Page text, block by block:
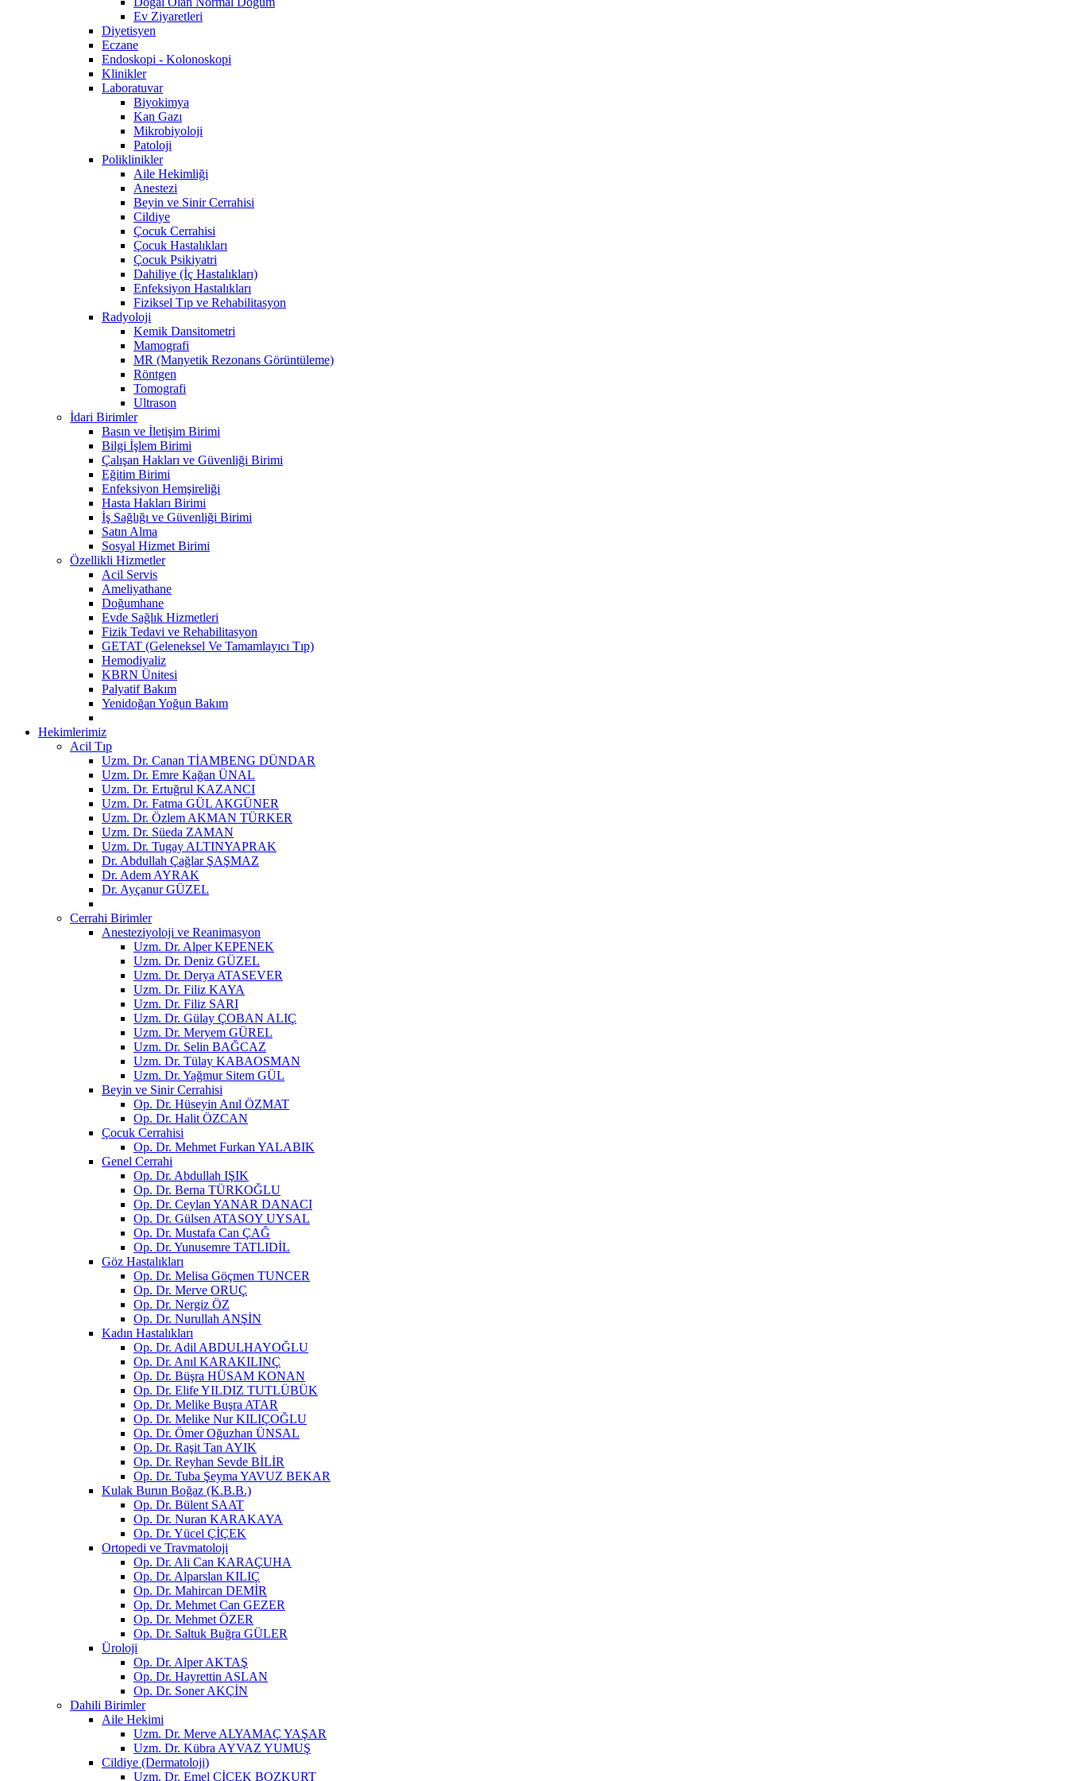
Ev Ziyaretleri
Diyetisyen
Eczane
Endoskopi - Kolonoskopi
Klinikler
Laboratuvar
Biyokimya
Kan Gazı
Mikrobiyoloji
Patoloji
Poliklinikler
Aile Hekimliği
Anestezi
Beyin ve Sinir Cerrahisi
Cildiye
Çocuk Cerrahisi
Çocuk Hastalıkları
Çocuk Psikiyatri
Dahiliye (İç Hastalıkları)
Enfeksiyon Hastalıkları
Fiziksel Tıp ve Rehabilitasyon
Radyoloji
Kemik Dansitometri
Mamografi
MR (Manyetik Rezonans Görüntüleme)
Röntgen
Tomografi
Ultrason
İdari Birimler
Basın ve İletişim Birimi
Bilgi İşlem Birimi
Çalışan Hakları ve Güvenliği Birimi
Eğitim Birimi
Enfeksiyon Hemşireliği
Hasta Hakları Birimi
İş Sağlığı ve Güvenliği Birimi
Satın Alma
Sosyal Hizmet Birimi
Özellikli Hizmetler
Acil Servis
Ameliyathane
Doğumhane
Evde Sağlık Hizmetleri
Fizik Tedavi ve Rehabilitasyon
GETAT (Geleneksel Ve Tamamlayıcı Tıp)
Hemodiyaliz
KBRN Ünitesi
Palyatif Bakım
Yenidoğan Yoğun Bakım
Hekimlerimiz
Acil Tıp
Uzm. Dr. Canan TİAMBENG DÜNDAR
Uzm. Dr. Emre Kağan ÜNAL
Uzm. Dr. Ertuğrul KAZANCI
Uzm. Dr. Fatma GÜL AKGÜNER
Uzm. Dr. Özlem AKMAN TÜRKER
Uzm. Dr. Süeda ZAMAN
Uzm. Dr. Tugay ALTINYAPRAK
Dr. Abdullah Çağlar ŞAŞMAZ
Dr. Adem AYRAK
Dr. Ayçanur GÜZEL
Cerrahi Birimler
Anesteziyoloji ve Reanimasyon
Uzm. Dr. Alper KEPENEK
Uzm. Dr. Deniz GÜZEL
Uzm. Dr. Derya ATASEVER
Uzm. Dr. Filiz KAYA
Uzm. Dr. Filiz SARI
Uzm. Dr. Gülay ÇOBAN ALIÇ
Uzm. Dr. Meryem GÜREL
Uzm. Dr. Selin BAĞCAZ
Uzm. Dr. Tülay KABAOSMAN
Uzm. Dr. Yağmur Sitem GÜL
Beyin ve Sinir Cerrahisi
Op. Dr. Hüseyin Anıl ÖZMAT
Op. Dr. Halit ÖZCAN
Çocuk Cerrahisi
Op. Dr. Mehmet Furkan YALABIK
Genel Cerrahi
Op. Dr. Abdullah IŞIK
Op. Dr. Berna TÜRKOĞLU
Op. Dr. Ceylan YANAR DANACI
Op. Dr. Gülsen ATASOY UYSAL
Op. Dr. Mustafa Can ÇAĞ
Op. Dr. Yunusemre TATLIDİL
Göz Hastalıkları
Op. Dr. Melisa Göçmen TUNCER
Op. Dr. Merve ORUÇ
Op. Dr. Nergiz ÖZ
Op. Dr. Nurullah ANŞİN
Kadın Hastalıkları
Op. Dr. Adil ABDULHAYOĞLU
Op. Dr. Anıl KARAKILINÇ
Op. Dr. Büşra HÜSAM KONAN
Op. Dr. Elife YILDIZ TUTLÜBÜK
Op. Dr. Melike Buşra ATAR
Op. Dr. Melike Nur KILIÇOĞLU
Op. Dr. Ömer Oğuzhan ÜNSAL
Op. Dr. Raşit Tan AYIK
Op. Dr. Reyhan Sevde BİLİR
Op. Dr. Tuba Şeyma YAVUZ BEKAR
Kulak Burun Boğaz (K.B.B.)
Op. Dr. Bülent SAAT
Op. Dr. Nuran KARAKAYA
Op. Dr. Yücel ÇİÇEK
Ortopedi ve Travmatoloji
Op. Dr. Ali Can KARAÇUHA
Op. Dr. Alparslan KILIÇ
Op. Dr. Mahircan DEMİR
Op. Dr. Mehmet Can GEZER
Op. Dr. Mehmet ÖZER
Op. Dr. Saltuk Buğra GÜLER
Üroloji
Op. Dr. Alper AKTAŞ
Op. Dr. Hayrettin ASLAN
Op. Dr. Soner AKÇİN
Dahili Birimler
Aile Hekimi
Uzm. Dr. Merve ALYAMAÇ YAŞAR
Uzm. Dr. Kübra AYVAZ YUMUŞ
Cildiye (Dermatoloji)
Uzm. Dr. Emel ÇİÇEK BOZKURT